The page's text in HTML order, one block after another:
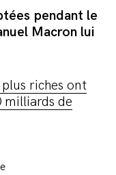
pendant le
Macron lui
riches ont
de